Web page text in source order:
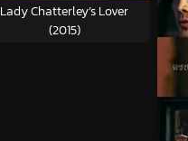
Lady Chatterley’s Lover
(2015)